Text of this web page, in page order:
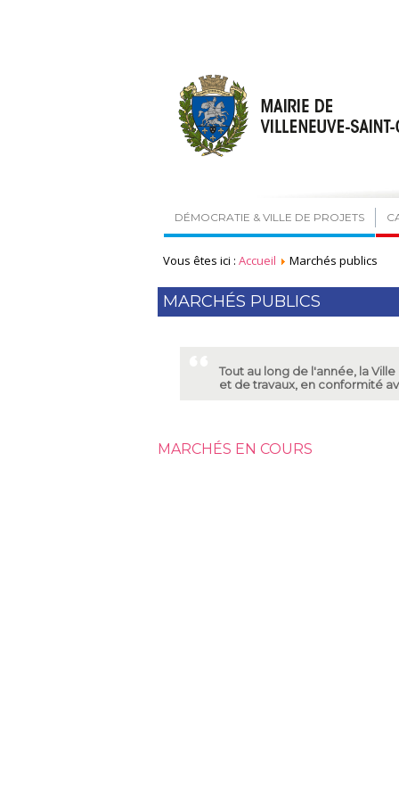
DÉMOCRATIE & VILLE DE PROJETS
Vous êtes ici : Accueil Marchés publics
MARCHÉS PUBLICS
Tout au long de l'année, la
et de travaux, en conformité
MARCHÉS EN COURS